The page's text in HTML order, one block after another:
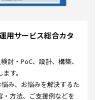
用サービス総合カタ
討・PoC、設計、構築、
す。
み、お悩みを解決するた
方法、ご支援例などを